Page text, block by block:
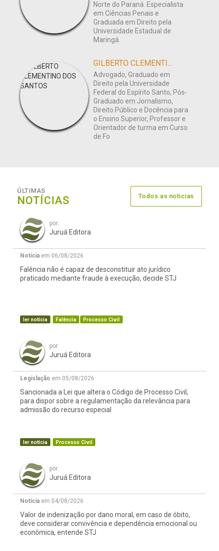
Norte do Paraná. Especialista
em Ciências Penais e
Graduada em Direito pela
Universidade Estadual de
Maringá.
GILBERTO CLEMENTINO DOS SANTOS
Advogado, Graduado em
Direito pela Universidade
Federal do Espírito Santo, Pós-
Graduado em Jornalismo,
Direito Público e Docência para
o Ensino Superior, Professor e
Orientador de turma em Curso
de Fo
ÚLTIMAS
NOTÍCIAS Todos as noticias
por:
Juruá Editora
Notícia em 06/08/2026
Falência não é capaz de desconstituir ato jurídico
praticado mediante fraude à execução, decide STJ
ler notícia Falência Processo Civil
por:
Juruá Editora
Legislação em 05/08/2026
Sancionada a Lei que altera o Código de Processo Civil,
para dispor sobre a regulamentação da relevância para
admissão do recurso especial
ler notícia Processo Civil
por:
Juruá Editora
Notícia em 04/08/2026
Valor de indenização por dano moral, em caso de óbito,
deve considerar convivência e dependência emocional ou
econômica, entende STJ